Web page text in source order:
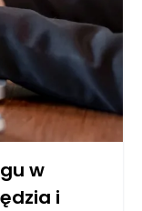
w
i